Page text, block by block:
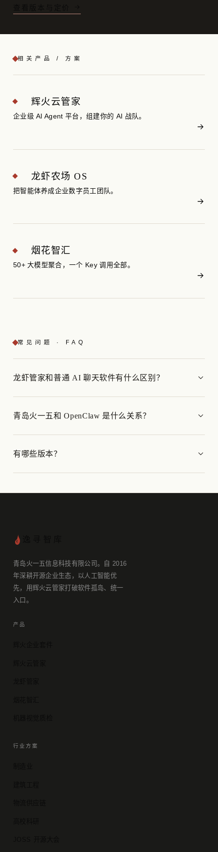
相关产品 / 方案
辉火云管家
企业级 AI Agent 平台，组建你的 AI 战队。
龙虾农场 OS
把智能体养成企业数字员工团队。
烟花智汇
50+ 大模型聚合，一个 Key 调用全部。
常见问题 · FAQ
龙虾管家和普通 AI 聊天软件有什么区别？
青岛火一五和 OpenClaw 是什么关系？
有哪些版本？
青岛火一五信息科技有限公司。自 2016
年深耕开源企业生态，以人工智能优
先，用辉火云管家打破软件孤岛、统一
入口。
产品
行业方案